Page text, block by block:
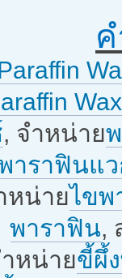
Wax
, จำหน่าย
าราฟินแ
หน่ายไขพ
พาราฟิน,
หน่ายขี้ผึ้